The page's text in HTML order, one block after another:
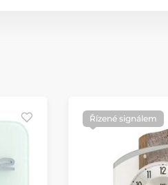
Řízené signálem